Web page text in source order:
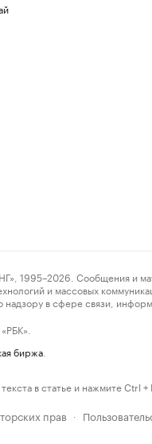
Сообщения и
и массовых
в сфере связи,
биржа
в статье и нажмите Ctrl +
прав ·